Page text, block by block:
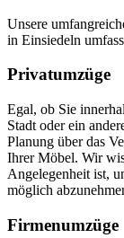
Unsere
in Einsiedeln
Privatumzüge
Egal, ob Sie
Stadt oder ein
Planung über das
Ihrer Möbel. Wir
Angelegenheit ist,
möglich
Firmenumzüge